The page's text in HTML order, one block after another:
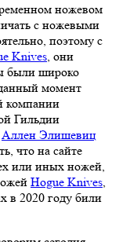
ножевом
с ножевыми
поэтому с
Knives , они
были широко
момент
компании
Гильдии
Аллен Элишевиц
что на сайте
или иных ножей,
Hogue Knives
в 2020 году били